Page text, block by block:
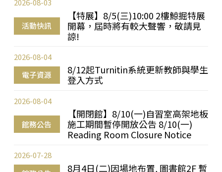
活動快訊
【特展】8/5(三)10:00 2樓鯨掘特展
開幕，屆時將有較大聲響，敬請見
諒!
2026-08-03
電子資源
8/12起Turnitin系統更新教師與學生
登入方式
2026-08-04
館務公告
【開閉館】8/10(一)自習室高架地板
施工期間暫停開放公告 8/10(一)
Reading Room Closure Notice
2026-08-04
8月4日(二)因場地布置, 圖書館2F 暫
2026-07-28